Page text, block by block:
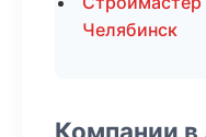
Челябинск
Компании в